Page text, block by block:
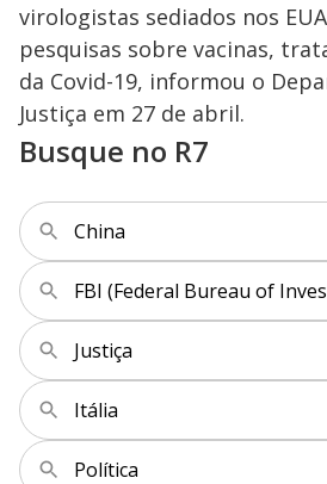
virologistas sediados nos
pesquisas sobre vacinas,
da Covid-19, informou o
Justiça em 27 de abril.
Busque no R7
China
FBI (Federal Bureau of
Justiça
Itália
Política